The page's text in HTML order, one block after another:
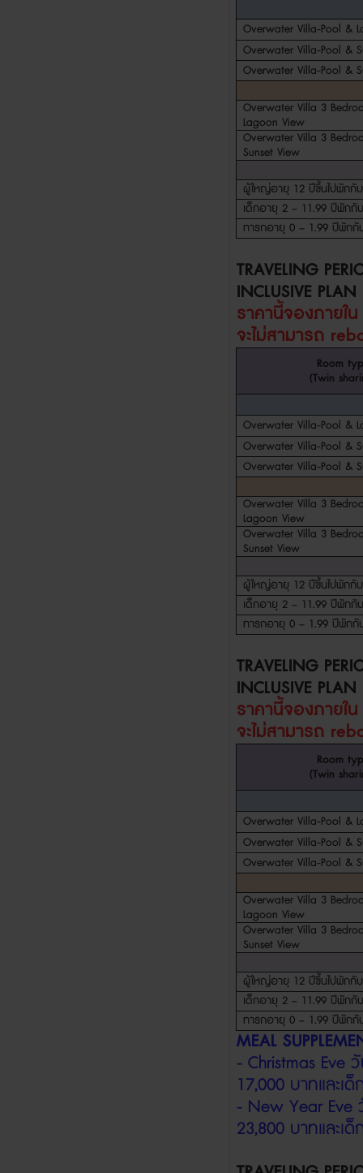
Overwater Villa-Pool &
Overwater Villa-Pool &
Overwater Villa-Pool &
Overwater Villa 3
Lagoon View
Overwater Villa 3
Sunset View
ผู้ใหญ่อายุ 12 ปีขึ้นไปพัก
เด็กอายุ 2 – 11.99 ปีพักกั
ทารกอายุ 0 – 1.99 ปีพัก
TRAVELING
INCLUSIVE PLAN
ราคานี้จองภายใน
จะไม่สามารถ
Room
(Twin
Overwater Villa-Pool &
Overwater Villa-Pool &
Overwater Villa-Pool &
Overwater Villa 3
Lagoon View
Overwater Villa 3
Sunset View
ผู้ใหญ่อายุ 12 ปีขึ้นไปพัก
เด็กอายุ 2 – 11.99 ปีพักกั
ทารกอายุ 0 – 1.99 ปีพัก
TRAVELING
INCLUSIVE PLAN
ราคานี้จองภายใน
จะไม่สามารถ
Room
(Twin
Overwater Villa-Pool &
Overwater Villa-Pool &
Overwater Villa-Pool &
Overwater Villa 3
Lagoon View
Overwater Villa 3
Sunset View
ผู้ใหญ่อายุ 12 ปีขึ้นไปพัก
เด็กอายุ 2 – 11.99 ปีพักกั
ทารกอายุ 0 – 1.99 ปีพัก
MEAL
- Christmas Eve
17,000 บาทและเ
- New Year Eve
23,800 บาทและเ